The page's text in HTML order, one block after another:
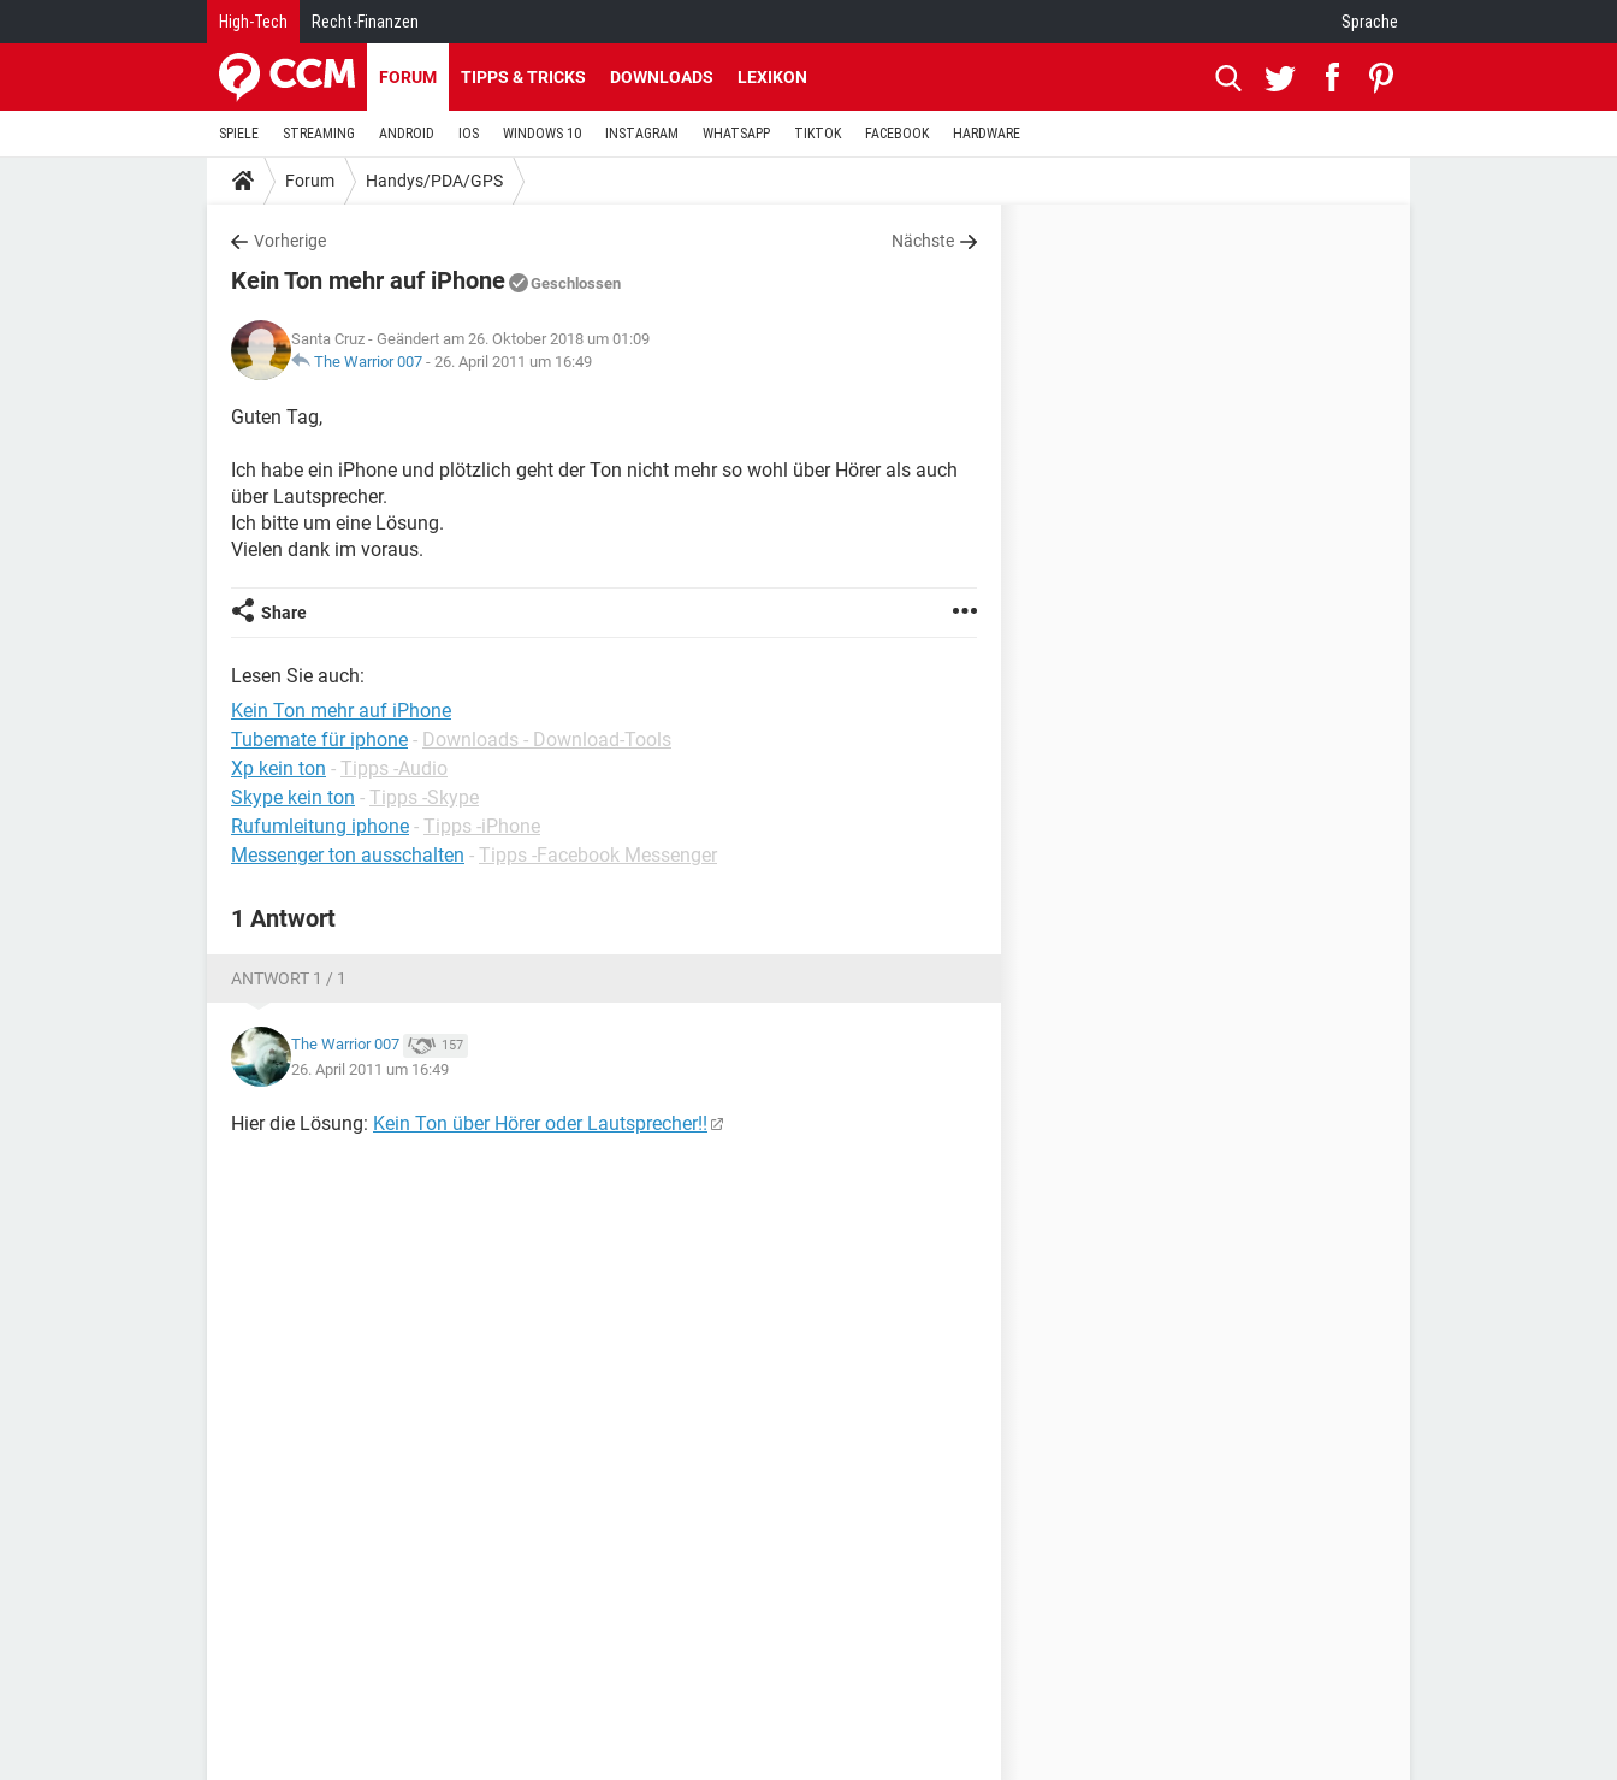
High-Tech Recht-Finanzen Sprache
FORUM TIPPS & TRICKS DOWNLOADS LEXIKON
SPIELE STREAMING ANDROID IOS WINDOWS 10 INSTAGRAM WHATSAPP TIKTOK FACEBOOK HARDWARE
Forum Handys/PDA/GPS
Vorherige Nächste
Kein Ton mehr auf iPhone Geschlossen
Santa Cruz - Geändert am 26. Oktober 2018 um 01:09
The Warrior 007 - 26. April 2011 um 16:49
Guten Tag,
Ich habe ein iPhone und plötzlich geht der Ton nicht mehr so wohl über Hörer als auch
über Lautsprecher.
Ich bitte um eine Lösung.
Vielen dank im voraus.
Share
Lesen Sie auch:
Kein Ton mehr auf iPhone
Tubemate für iphone - Downloads - Download-Tools
Xp kein ton - Tipps -Audio
Skype kein ton - Tipps -Skype
Rufumleitung iphone - Tipps -iPhone
Messenger ton ausschalten - Tipps -Facebook Messenger
1 Antwort
ANTWORT 1 / 1
The Warrior 007 157
26. April 2011 um 16:49
Hier die Lösung: Kein Ton über Hörer oder Lautsprecher!!